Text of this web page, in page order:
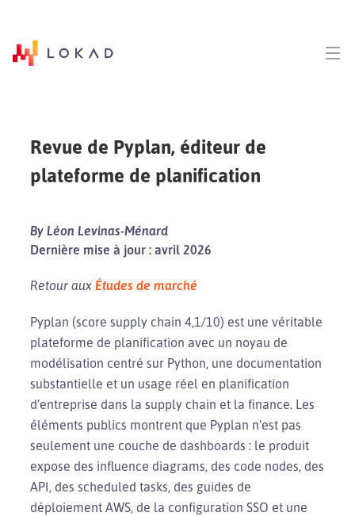
Revue de Pyplan, éditeur de
plateforme de planification
By Léon Levinas-Ménard
Dernière mise à jour : avril 2026
Retour aux Études de marché
Pyplan (score supply chain 4,1/10) est une véritable
plateforme de planification avec un noyau de
modélisation centré sur Python, une documentation
substantielle et un usage réel en planification
d’entreprise dans la supply chain et la finance. Les
éléments publics montrent que Pyplan n’est pas
seulement une couche de dashboards : le produit
expose des influence diagrams, des code nodes, des
API, des scheduled tasks, des guides de
déploiement AWS, de la configuration SSO et une